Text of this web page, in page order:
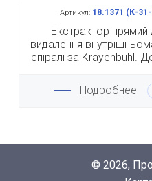
Артикул: 18.1371 (К-
Екстрактор прямий
видалення
спіралі за Krayenbuhl.
Подробнее
© 2026,